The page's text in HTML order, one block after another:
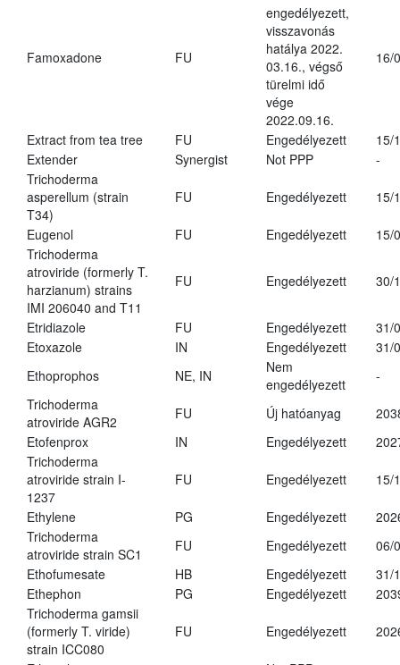
Famoxadone FU
engedélyezett,
visszavonás
hatálya 2022.
03.16., végső
türelmi idő
vége
2022.09.16.
16/
Extract from tea tree FU Engedélyezett
15/
Extender
Synergist Not PPP
-
Trichoderma
asperellum (strain
T34)
FU Engedélyezett 15/
Eugenol FU Engedélyezett
15/
Trichoderma
atroviride (formerly T.
harzianum) strains
IMI 206040 and T11
FU Engedélyezett 30/
Etridiazole FU Engedélyezett
31/
Etoxazole
IN Engedélyezett
31/
Ethoprophos
NE, IN
Nem
engedélyezett
-
Trichoderma
atroviride AGR2
FU Új hatóanyag
Etofenprox
IN Engedélyezett
Trichoderma
atroviride strain I-
1237
FU Engedélyezett 15/
Ethylene PG Engedélyezett
Trichoderma
atroviride strain SC1
FU Engedélyezett
06/
Ethofumesate
HB Engedélyezett
31/
Ethephon
PG Engedélyezett
Trichoderma gamsii
(formerly T. viride)
strain ICC080
FU Engedélyezett